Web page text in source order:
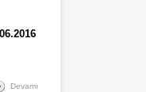
Devamı